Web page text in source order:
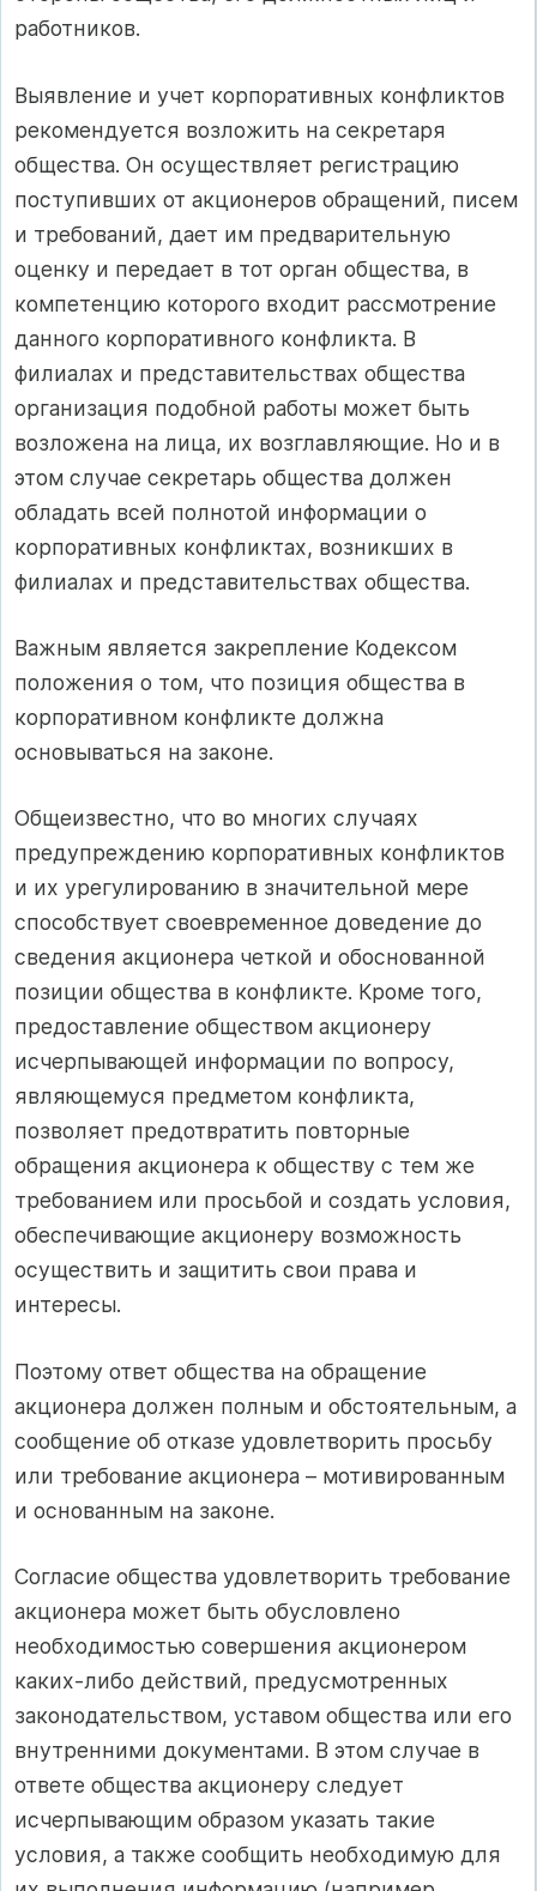
работников.
Выявление и учет корпоративных конфликтов
рекомендуется возложить на секретаря
общества. Он осуществляет регистрацию
поступивших от акционеров обращений, писем
и требований, дает им предварительную
оценку и передает в тот орган общества, в
компетенцию которого входит рассмотрение
данного корпоративного конфликта. В
филиалах и представительствах общества
организация подобной работы может быть
возложена на лица, их возглавляющие. Но и в
этом случае секретарь общества должен
обладать всей полнотой информации о
корпоративных конфликтах, возникших в
филиалах и представительствах общества.
Важным является закрепление Кодексом
положения о том, что позиция общества в
корпоративном конфликте должна
основываться на законе.
Общеизвестно, что во многих случаях
предупреждению корпоративных конфликтов
и их урегулированию в значительной мере
способствует своевременное доведение до
сведения акционера четкой и обоснованной
позиции общества в конфликте. Кроме того,
предоставление обществом акционеру
исчерпывающей информации по вопросу,
являющемуся предметом конфликта,
позволяет предотвратить повторные
обращения акционера к обществу с тем же
требованием или просьбой и создать условия,
обеспечивающие акционеру возможность
осуществить и защитить свои права и
интересы.
Поэтому ответ общества на обращение
акционера должен полным и обстоятельным, а
сообщение об отказе удовлетворить просьбу
или требование акционера – мотивированным
и основанным на законе.
Согласие общества удовлетворить требование
акционера может быть обусловлено
необходимостью совершения акционером
каких-либо действий, предусмотренных
законодательством, уставом общества или его
внутренними документами. В этом случае в
ответе общества акционеру следует
исчерпывающим образом указать такие
условия, а также сообщить необходимую для